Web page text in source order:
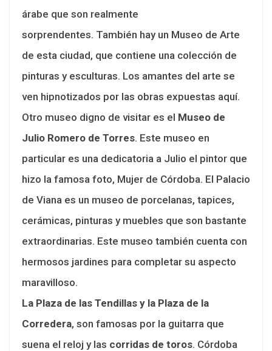
árabe que son realmente
sorprendentes. También hay un Museo de Arte
de esta ciudad, que contiene una colección de
pinturas y esculturas. Los amantes del arte se
ven hipnotizados por las obras expuestas aquí.
Otro museo digno de visitar es el Museo de
Julio Romero de Torres. Este museo en
particular es una dedicatoria a Julio el pintor que
hizo la famosa foto, Mujer de Córdoba. El Palacio
de Viana es un museo de porcelanas, tapices,
cerámicas, pinturas y muebles que son bastante
extraordinarias. Este museo también cuenta con
hermosos jardines para completar su aspecto
maravilloso.
La Plaza de las Tendillas y la Plaza de la
Corredera, son famosas por la guitarra que
suena el reloj y las corridas de toros. Córdoba